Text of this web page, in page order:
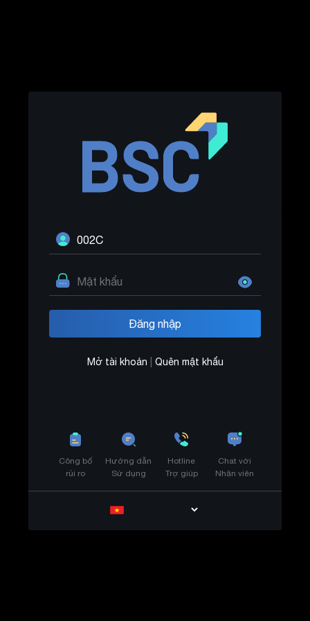
Mở tài khoản Quên mật khẩu
Công bố
rủi ro
Hướng dẫn
Sử dụng
Hotline
Trợ giúp
Chat với
Nhân viên